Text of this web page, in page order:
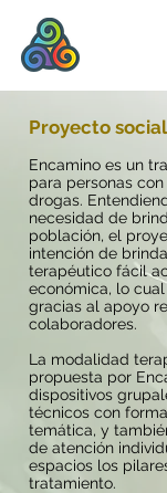
Proyecto social
Encamino es un
para personas
drogas.
necesidad de
población, el
intención de
terapéutico fácil
económica, lo
gracias al apoyo
colaboradores.
La modalidad
propuesta por
dispositivos
técnicos con
temática, y
de atención
espacios los
tratamiento.